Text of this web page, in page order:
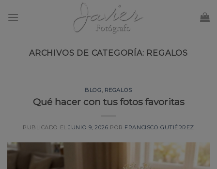
ARCHIVOS DE CATEGORÍA: REGALOS
BLOG, REGALOS
Qué hacer con tus fotos favoritas
PUBLICADO ELJUNIO 9, 2026 POR FRANCISCO GUTIÉRREZ